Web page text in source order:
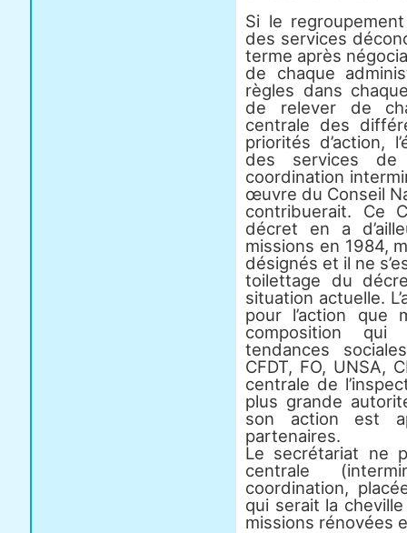
Si le
des services
terme après
de chaque
règles dans
de relever de
centrale des
priorités d’action,
des services de
coordination
œuvre du Conseil
contribuerait. Ce
décret en a
missions en 1984,
désignés et il ne
toilettage du
situation actuelle.
pour l’action que
composition
tendances
CFDT, FO, UNSA,
centrale de
plus grande
son action est
partenaires.
Le secrétariat ne
centrale
coordination,
qui serait la
missions rénovées